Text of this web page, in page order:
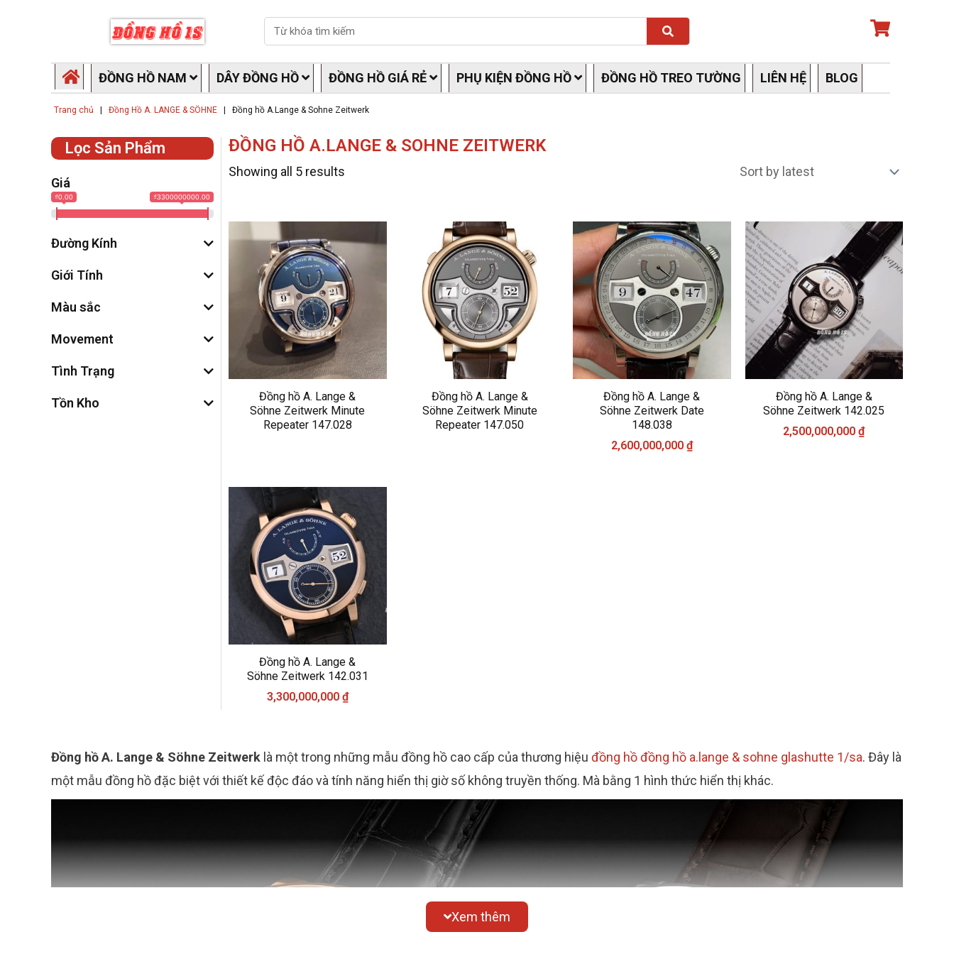
Search Search
ĐỒNG HỒ NAM DÂY ĐỒNG HỒ ĐỒNG HỒ GIÁ RẺ PHỤ KIỆN ĐỒNG HỒ ĐỒNG HỒ TREO TƯỜNG LIÊN HỆ BLOG
Trang chủ Đồng Hồ A. LANGE & SÖHNE Đồng hồ A.Lange & Sohne Zeitwerk
Lọc Sản Phẩm
Giá
₫0.00 ₫3300000000.00
Đường Kính
Giới Tính
Màu sắc
Movement
Tình Trạng
Tồn Kho
ĐỒNG HỒ A.LANGE & SOHNE ZEITWERK
Showing all 5 results
Đồng hồ A. Lange &
Söhne Zeitwerk Minute
Repeater 147.028
Đồng hồ A. Lange &
Söhne Zeitwerk Minute
Repeater 147.050
Đồng hồ A. Lange &
Söhne Zeitwerk Date
148.038
2,600,000,000 ₫
Đồng hồ A. Lange &
Söhne Zeitwerk 142.025
2,500,000,000₫
Đồng hồ A. Lange &
Söhne Zeitwerk 142.031
3,300,000,000 ₫
Đồng hồ A. Lange & Söhne Zeitwerk là một trong những mẫu đồng hồ cao cấp của thương hiệu đồng hồ đồng hồ a.lange & sohne glashutte 1/sa. Đây là
một mẫu đồng hồ đặc biệt với thiết kế độc đáo và tính năng hiển thị giờ số không truyền thống. Mà bằng 1 hình thức hiển thị khác.
Xem thêm